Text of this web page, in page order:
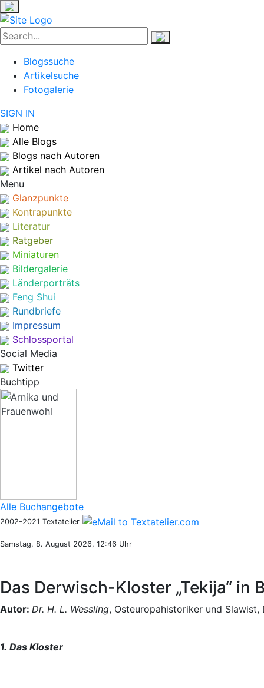
Blogssuche
Artikelsuche
Fotogalerie
SIGN IN
Home
Alle Blogs
Blogs nach Autoren
Artikel nach Autoren
Menu
Glanzpunkte
Kontrapunkte
Literatur
Ratgeber
Miniaturen
Bildergalerie
Länderporträts
Feng Shui
Rundbriefe
Impressum
Schlossportal
Social Media
Twitter
Buchtipp
Alle Buchangebote
2002-2021 Textatelier
Samstag, 8. August 2026, 12:46 Uhr
Das Derwisch-Kloster „Tekija“
Autor: Dr. H. L. Wessling, Osteuropahistoriker und Slawist,
1. Das Kloster